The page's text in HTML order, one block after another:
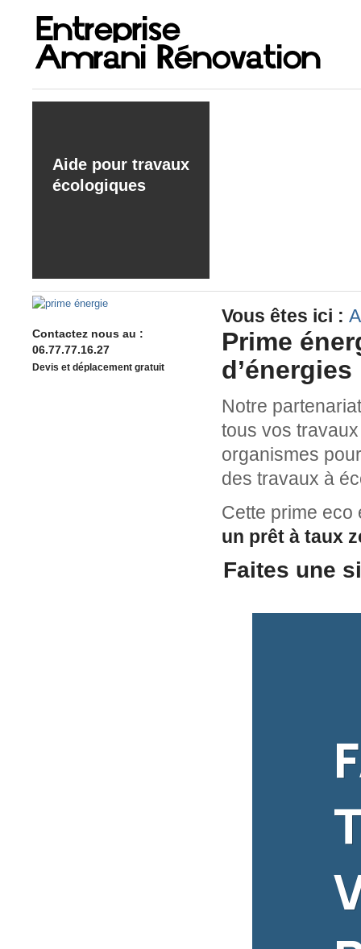
Aide pour travaux
écologiques
Vous êtes ici :
Prime
d’énergies
Notre
tous vos
organismes
des travaux à
Cette prime
un prêt à taux
Faites une
Contactez nous au :
06.77.77.16.27
Devis et déplacement gratuit